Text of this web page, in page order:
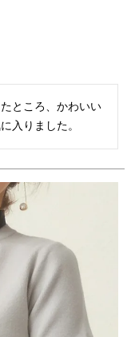
ところ、かわいい
入りました。